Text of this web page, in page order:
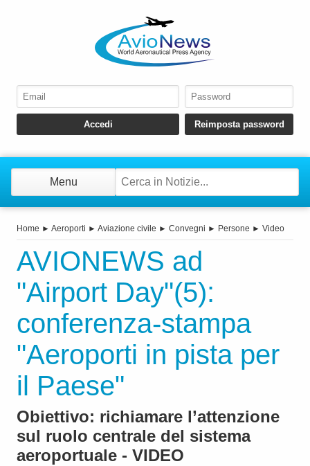
Menu
Home ► Aeroporti ► Aviazione civile ► Convegni ► Persone ► Video
AVIONEWS ad
"Airport Day"(5):
conferenza-stampa
"Aeroporti in pista per
il Paese"
Obiettivo: richiamare l’attenzione
sul ruolo centrale del sistema
aeroportuale - VIDEO